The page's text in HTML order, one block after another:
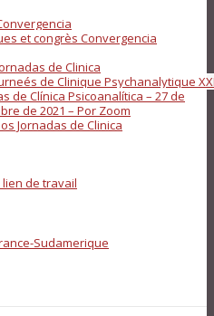
et congrès Convergencia
de Clinica
de Clinique Psychanalytique
de Clínica Psicoanalítica – 27 de
de 2021 – Por Zoom
Jornadas de Clinica
de travail
Sudamerique